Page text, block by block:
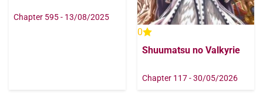
Chapter 595 - 13/08/2025
0
Shuumatsu no Valkyrie
Chapter 117 - 30/05/2026